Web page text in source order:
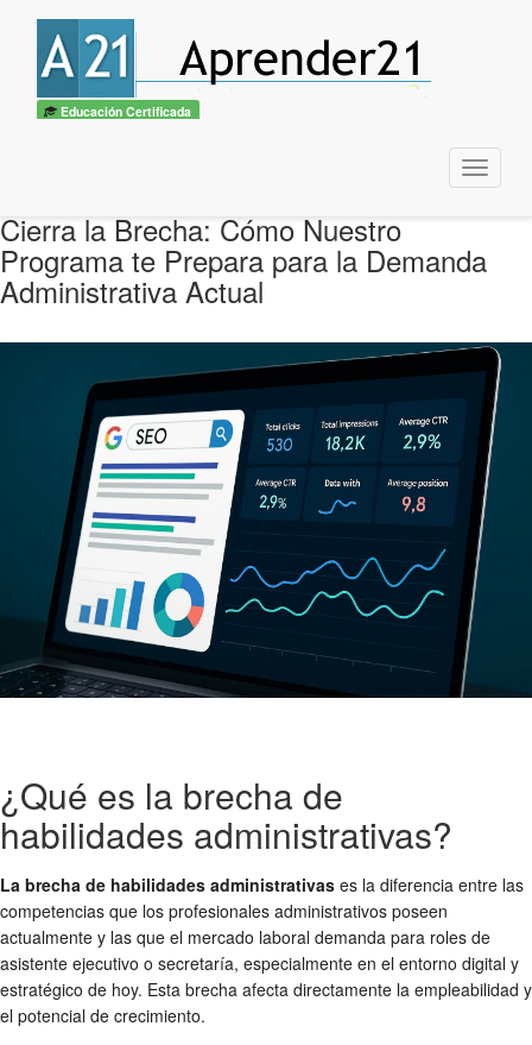
Educación Certificada
Menu
Cierra la Brecha: Cómo Nuestro
Programa te Prepara para la Demanda
Administrativa Actual
¿Qué es la brecha de
habilidades administrativas?
La brecha de habilidades administrativas es la diferencia entre las
competencias que los profesionales administrativos poseen
actualmente y las que el mercado laboral demanda para roles de
asistente ejecutivo o secretaría, especialmente en el entorno digital y
estratégico de hoy. Esta brecha afecta directamente la empleabilidad y
el potencial de crecimiento.